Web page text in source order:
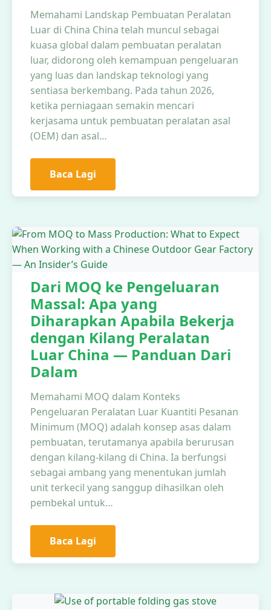
Memahami Landskap Pembuatan Peralatan
Luar di China China telah muncul sebagai
kuasa global dalam pembuatan peralatan
luar, didorong oleh kemampuan pengeluaran
yang luas dan landskap teknologi yang
sentiasa berkembang. Pada tahun 2026,
ketika perniagaan semakin mencari
kerjasama untuk pembuatan peralatan asal
(OEM) dan asal…
Baca Lagi
Dari MOQ ke Pengeluaran
Massal: Apa yang
Diharapkan Apabila Bekerja
dengan Kilang Peralatan
Luar China — Panduan Dari
Dalam
Memahami MOQ dalam Konteks
Pengeluaran Peralatan Luar Kuantiti Pesanan
Minimum (MOQ) adalah konsep asas dalam
pembuatan, terutamanya apabila berurusan
dengan kilang-kilang di China. Ia berfungsi
sebagai ambang yang menentukan jumlah
unit terkecil yang sanggup dihasilkan oleh
pembekal untuk…
Baca Lagi